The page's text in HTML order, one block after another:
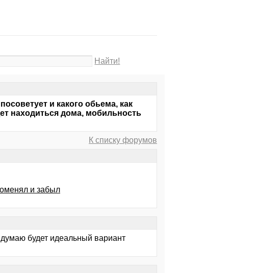
Найти!
и какого обьема, как
находиться дома, мобильность
К списку форумов
и забыл
думаю будет идеальный вариант